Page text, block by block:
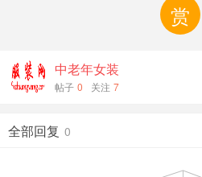
赏
中老年女装
帖子 0 关注 7
全部回复 0